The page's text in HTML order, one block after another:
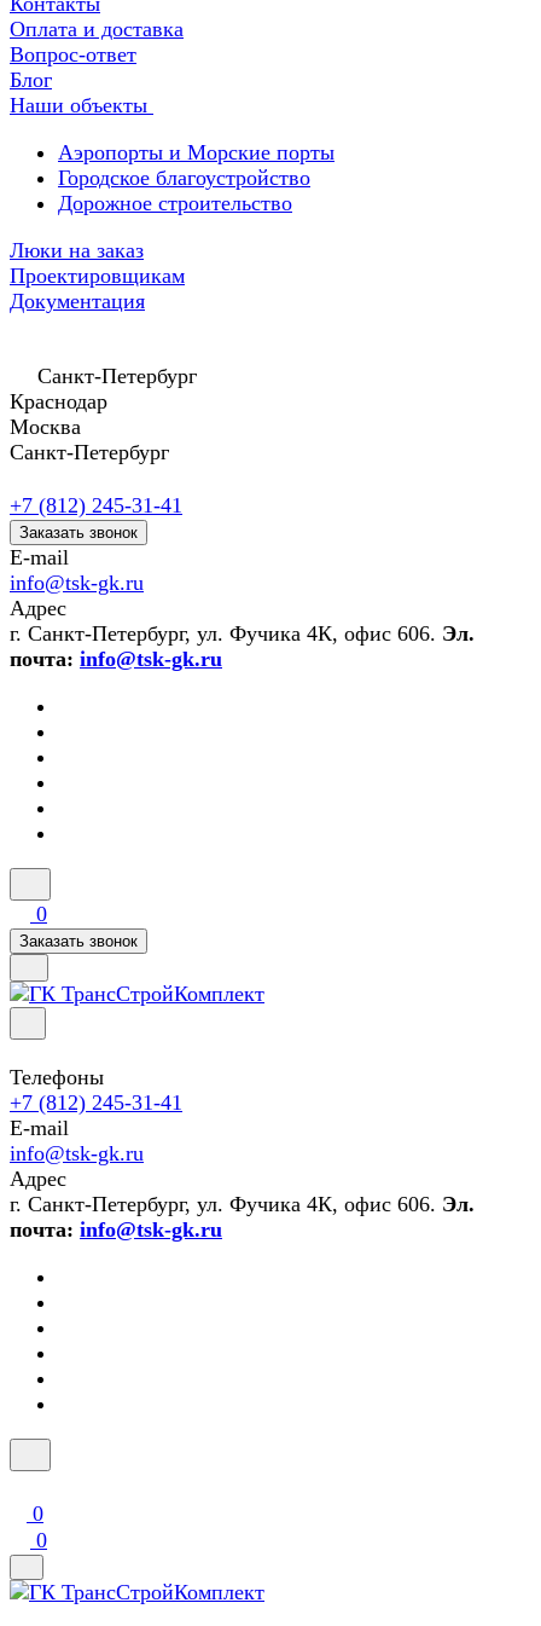
Оплата и доставка
Вопрос-ответ
Блог
Наши объекты
Аэропорты и Морские порты
Городское благоустройство
Дорожное строительство
Люки на заказ
Проектировщикам
Документация
Санкт-Петербург
Краснодар
Москва
Санкт-Петербург
+7 (812) 245-31-41
Заказать звонок
E-mail
info@tsk-gk.ru
Адрес
г. Санкт-Петербург, ул. Фучика 4К, офис 606. Эл.
почта: info@tsk-gk.ru
0
Заказать звонок
Телефоны
+7 (812) 245-31-41
E-mail
info@tsk-gk.ru
Адрес
г. Санкт-Петербург, ул. Фучика 4К, офис 606. Эл.
почта: info@tsk-gk.ru
0
0